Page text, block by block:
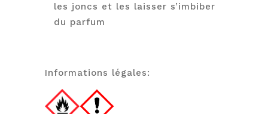
les joncs et les laisser s’imbiber
du parfum
Informations légales: